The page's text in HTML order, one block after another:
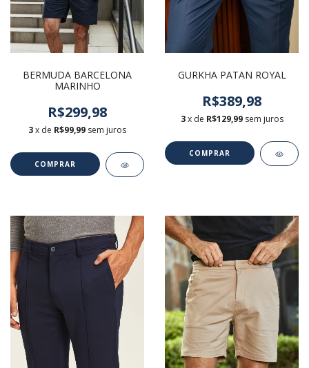
BERMUDA BARCELONA
MARINHO
R$299,98
3x de R$99,99 sem juros
COMPRAR
GURKHA PATAN ROYAL
R$389,98
3 x de R$129,99 sem juros
COMPRAR